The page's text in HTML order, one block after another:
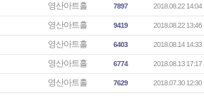
영산아트홀 7897 2018.08.22 14:04
영산아트홀 9419 2018.08.22 13:46
영산아트홀 6403 2018.08.14 14:33
영산아트홀 6774 2018.08.13 17:17
영산아트홀 7629 2018.07.30 12:30